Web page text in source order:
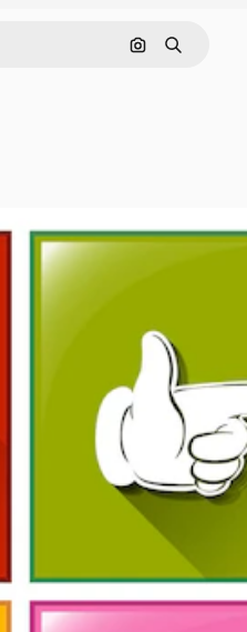
Поиск по
Поиск